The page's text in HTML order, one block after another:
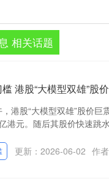
相关话题
港股“大模型双雄”股
港股“大模型双雄”股价巨
港元。随后其股价快速跳
更新：2026-06-02 作